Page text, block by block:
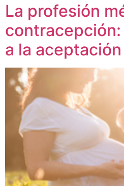
La profesión
a la aceptación